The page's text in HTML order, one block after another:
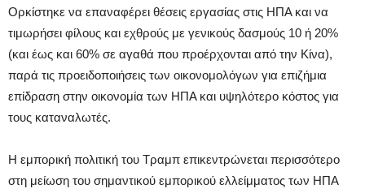
Ορκίστηκε να επαναφέρει θέσεις εργασίας στις ΗΠΑ και να
τιμωρήσει φίλους και εχθρούς με γενικούς δασμούς 10 ή 20%
(και έως και 60% σε αγαθά που προέρχονται από την Κίνα),
παρά τις προειδοποιήσεις των οικονομολόγων για επιζήμια
επίδραση στην οικονομία των ΗΠΑ και υψηλότερο κόστος για
τους καταναλωτές.
Η εμπορική πολιτική του Τραμπ επικεντρώνεται περισσότερο
στη μείωση του σημαντικού εμπορικού ελλείμματος των ΗΠΑ